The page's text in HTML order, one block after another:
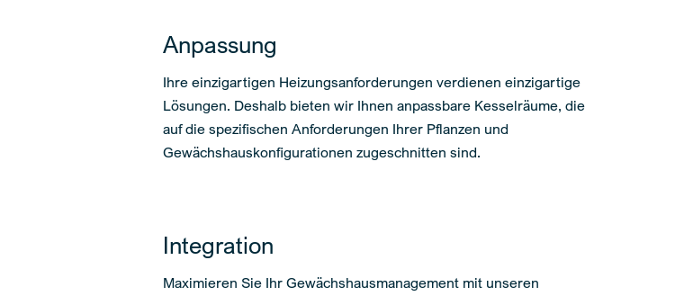
Anpassung
Ihre einzigartigen Heizungsanforderungen verdienen einzigartige
Lösungen. Deshalb bieten wir Ihnen anpassbare Kesselräume, die
auf die spezifischen Anforderungen Ihrer Pflanzen und
Gewächshauskonfigurationen zugeschnitten sind.
Integration
Maximieren Sie Ihr Gewächshausmanagement mit unseren